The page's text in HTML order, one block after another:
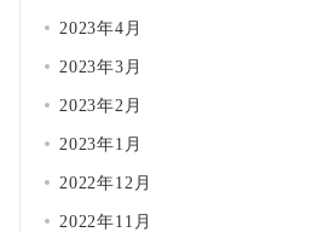
2023年4月
2023年3月
2023年2月
2023年1月
2022年12月
2022年11月